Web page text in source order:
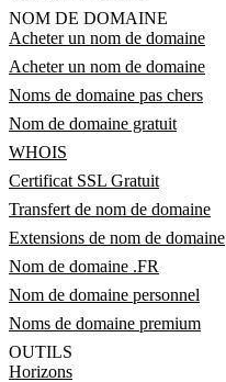
NOM DE DOMAINE
Acheter un nom de domaine
Acheter un nom de domaine
Noms de domaine pas chers
Nom de domaine gratuit
WHOIS
Certificat SSL Gratuit
Transfert de nom de domaine
Extensions de nom de domaine
Nom de domaine .FR
Nom de domaine personnel
Noms de domaine premium
OUTILS
Horizons